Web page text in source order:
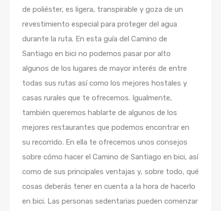
de poliéster, es ligera, transpirable y goza de un
revestimiento especial para proteger del agua
durante la ruta. En esta guía del Camino de
Santiago en bici no podemos pasar por alto
algunos de los lugares de mayor interés de entre
todas sus rutas así como los mejores hostales y
casas rurales que te ofrecemos. Igualmente,
también queremos hablarte de algunos de los
mejores restaurantes que podemos encontrar en
su recorrido. En ella te ofrecemos unos consejos
sobre cómo hacer el Camino de Santiago en bici, así
como de sus principales ventajas y, sobre todo, qué
cosas deberás tener en cuenta a la hora de hacerlo
en bici. Las personas sedentarias pueden comenzar